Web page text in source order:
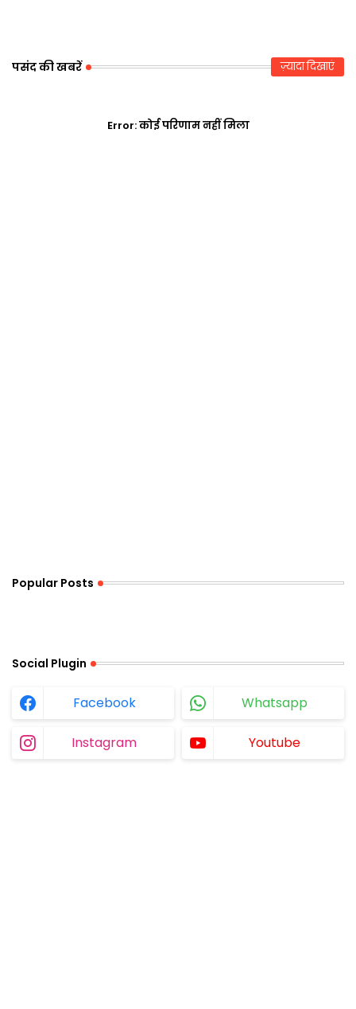
पसंद की खबरें ज़्यादा दिखाएं
Error:कोई परिणाम नहीं मिला
Popular Posts
Social Plugin
Facebook Whatsapp
Instagram Youtube